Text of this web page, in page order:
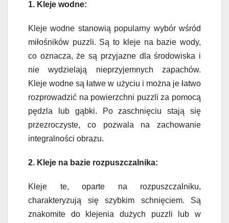
1. Kleje wodne:
Kleje wodne stanowią popularny wybór wśród
miłośników puzzli. Są to kleje na bazie wody,
co oznacza, że są przyjazne dla środowiska i
nie wydzielają nieprzyjemnych zapachów.
Kleje wodne są łatwe w użyciu i można je łatwo
rozprowadzić na powierzchni puzzli za pomocą
pędzla lub gąbki. Po zaschnięciu stają się
przezroczyste, co pozwala na zachowanie
integralności obrazu.
2. Kleje na bazie rozpuszczalnika:
Kleje te, oparte na rozpuszczalniku,
charakteryzują się szybkim schnięciem. Są
znakomite do klejenia dużych puzzli lub w